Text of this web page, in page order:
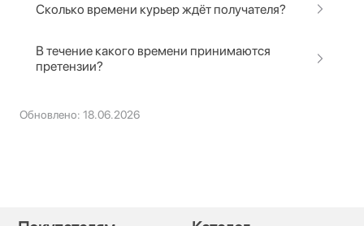
Сколько времени курьер ждёт получателя?
В течение какого времени принимаются
претензии?
Обновлено: 18.06.2026